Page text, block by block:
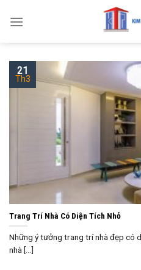
Trang Trí Nhà Có Diện Tích Nhỏ
Những ý tưởng trang trí nhà đẹp có
nhà [...]
21
Th3